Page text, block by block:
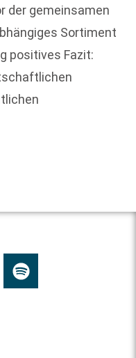
der gemeinsamen
Sortiment
positives Fazit: